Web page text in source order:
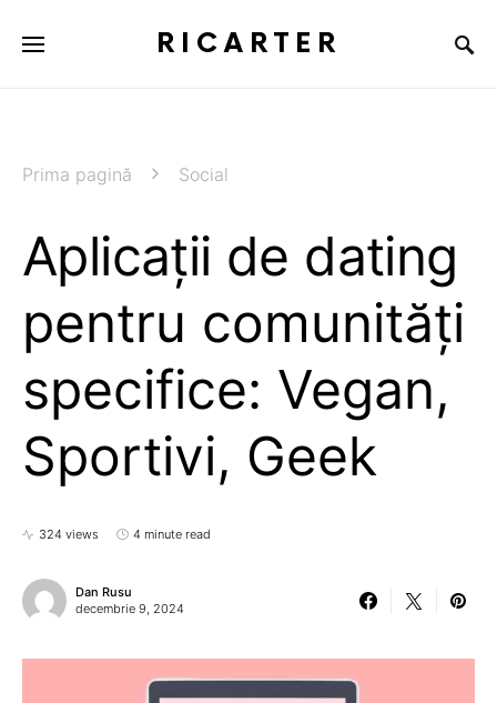
RICARTER
Prima pagină Social
Aplicații de dating
pentru comunități
specifice: Vegan,
Sportivi, Geek
324 views 4 minute read
Dan Rusu
decembrie 9, 2024